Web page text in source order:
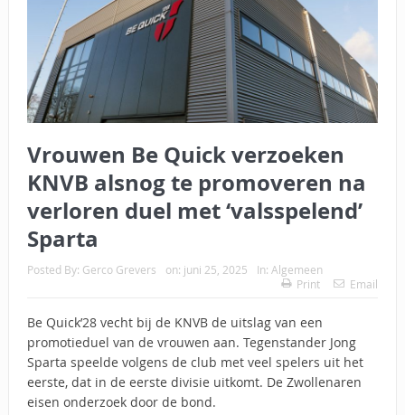
Vrouwen Be Quick verzoeken
KNVB alsnog te promoveren na
verloren duel met ‘valsspelend’
Sparta
Posted By: Gerco Grevers on: juni 25, 2025 In: Algemeen
Print
Email
Be Quick’28 vecht bij de KNVB de uitslag van een
promotieduel van de vrouwen aan. Tegenstander Jong
Sparta speelde volgens de club met veel spelers uit het
eerste, dat in de eerste divisie uitkomt. De Zwollenaren
eisen onderzoek door de bond.